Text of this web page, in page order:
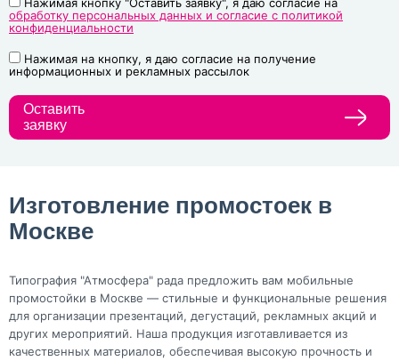
Нажимая кнопку "Оставить заявку", я даю согласие на
обработку персональных данных и согласие с политикой
конфиденциальности
Нажимая на кнопку, я даю согласие на получение
информационных и рекламных рассылок
Оставить
заявку
Изготовление промостоек в
Москве
Типография "Атмосфера" рада предложить вам мобильные
промостойки в Москве — стильные и функциональные решения
для организации презентаций, дегустаций, рекламных акций и
других мероприятий. Наша продукция изготавливается из
качественных материалов, обеспечивая высокую прочность и